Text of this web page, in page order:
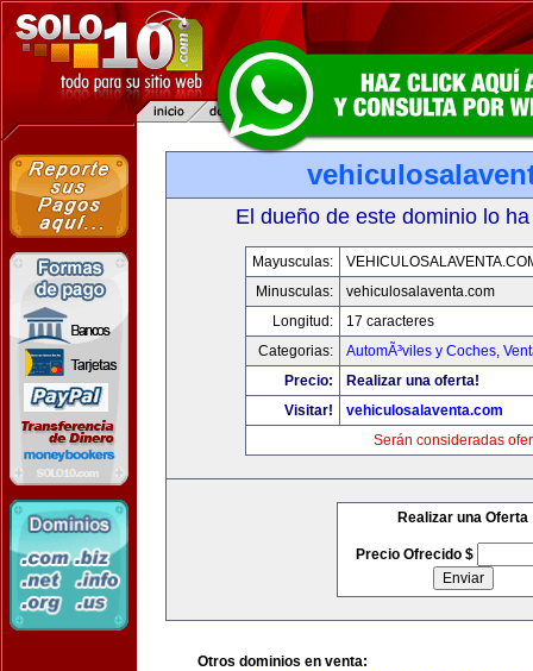
El dueño de este dominio lo
Mayusculas:
Minusculas:
vehiculosalaventa.com
Longitud:
17 caracteres
Categorias:
AutomÃ³viles y Coches,
Precio:
Realizar una oferta!
Visitar!
vehiculosalaventa.com
Serán consideradas
Realizar una Oferta
Precio Ofrecido $
Otros dominios en venta: